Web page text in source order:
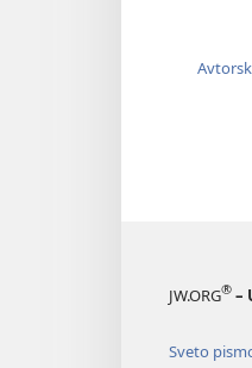
JW.ORG® –
Sveto